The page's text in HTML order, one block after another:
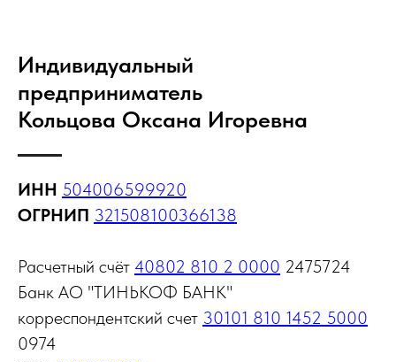
Индивидуальный
предприниматель
Кольцова Оксана Игоревна
ИНН 504006599920
ОГРНИП 321508100366138
Расчетный счёт 40802 810 2 0000 2475724
Банк АО "ТИНЬКОФ БАНК"
корреспондентский счет 30101 810 1452 5000
0974